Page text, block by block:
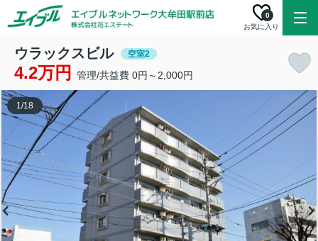
お気に入り
0
ウラックスビル 空室2
4.2万円 管理/共益費 0円～2,000円
1/18